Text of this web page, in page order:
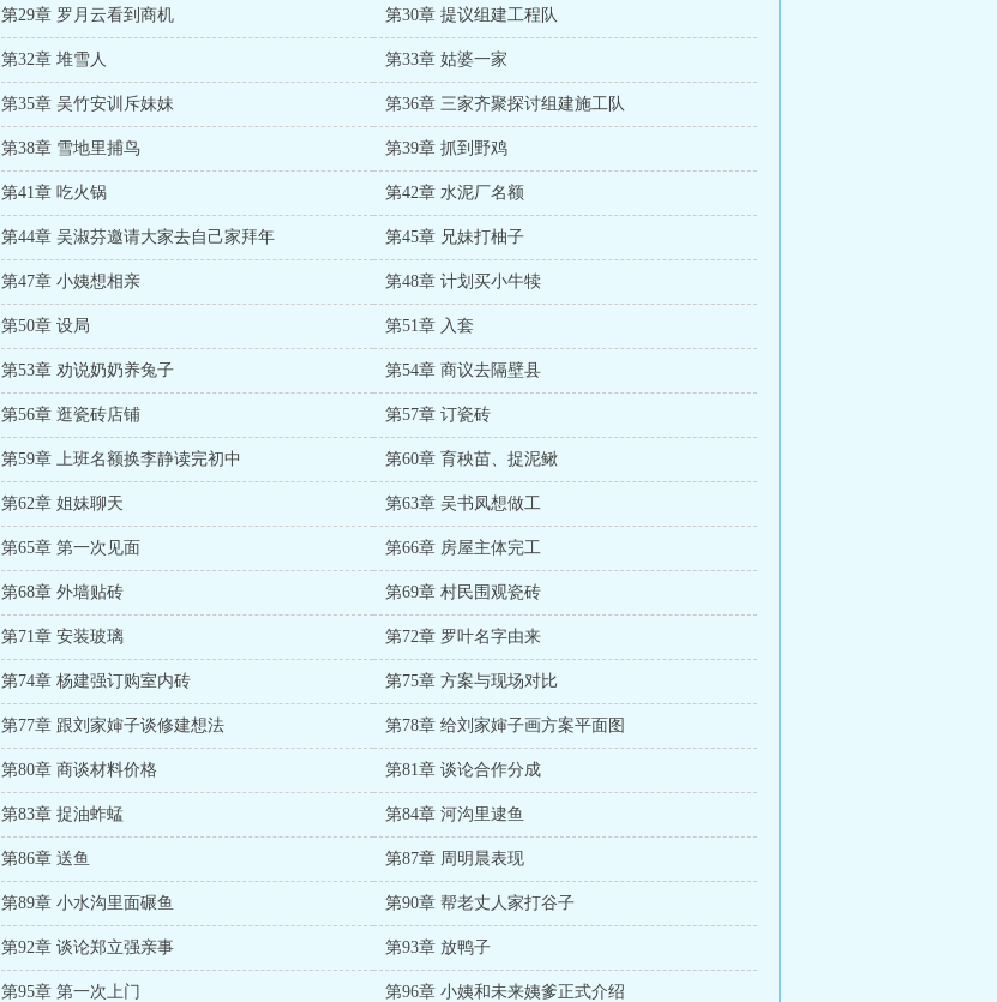
第29章 罗月云看到商机 第30章 提议组建工程队
第32章 堆雪人 第33章 姑婆一家
第35章 吴竹安训斥妹妹 第36章 三家齐聚探讨组建施工队
第38章 雪地里捕鸟 第39章 抓到野鸡
第41章 吃火锅 第42章 水泥厂名额
第44章 吴淑芬邀请大家去自己家拜年 第45章 兄妹打柚子
第47章 小姨想相亲 第48章 计划买小牛犊
第50章 设局 第51章 入套
第53章 劝说奶奶养兔子 第54章 商议去隔壁县
第56章 逛瓷砖店铺 第57章 订瓷砖
第59章 上班名额换李静读完初中 第60章 育秧苗、捉泥鳅
第62章 姐妹聊天 第63章 吴书凤想做工
第65章 第一次见面 第66章 房屋主体完工
第68章 外墙贴砖 第69章 村民围观瓷砖
第71章 安装玻璃 第72章 罗叶名字由来
第74章 杨建强订购室内砖 第75章 方案与现场对比
第77章 跟刘家婶子谈修建想法 第78章 给刘家婶子画方案平面图
第80章 商谈材料价格 第81章 谈论合作分成
第83章 捉油蚱蜢 第84章 河沟里逮鱼
第86章 送鱼 第87章 周明晨表现
第89章 小水沟里面碾鱼 第90章 帮老丈人家打谷子
第92章 谈论郑立强亲事 第93章 放鸭子
第95章 第一次上门 第96章 小姨和未来姨爹正式介绍